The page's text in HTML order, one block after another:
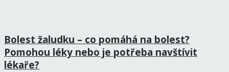
Bolest žaludku – co pomáhá na bolest?
Pomohou léky nebo je potřeba navštívit
lékaře?